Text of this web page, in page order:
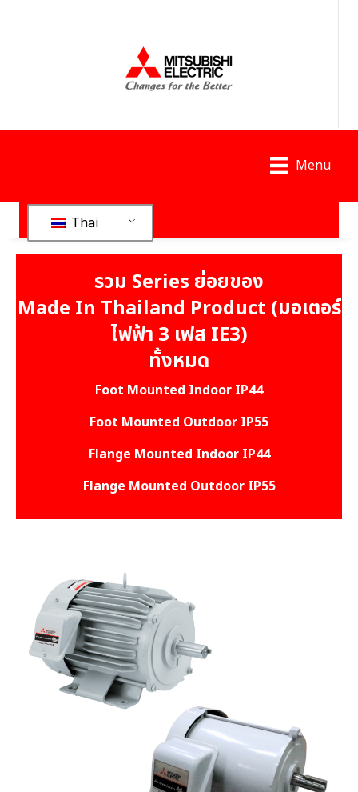
Menu
Thai
รวม Series ย่อยของ
Made In Thailand Product (มอเตอร์
ไฟฟ้า 3 เฟส IE3)
ทั้งหมด
Foot Mounted Indoor IP44
Foot Mounted Outdoor IP55
Flange Mounted Indoor IP44
Flange Mounted Outdoor IP55